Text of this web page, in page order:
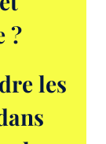
?
les